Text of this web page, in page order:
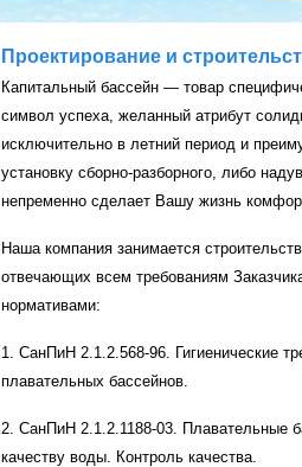
Проектирование и
Капитальный бассейн — товар
символ успеха, желанный атрибут
исключительно в летний период и
установку сборно-разборного, либо
непременно сделает Вашу жизнь
Наша компания занимается
отвечающих всем требованиям
нормативами:
1. СанПиН 2.1.2.568-96. Гигиенические
плавательных бассейнов.
2. СанПиН 2.1.2.1188-03. Плавательные
качеству воды. Контроль качества.